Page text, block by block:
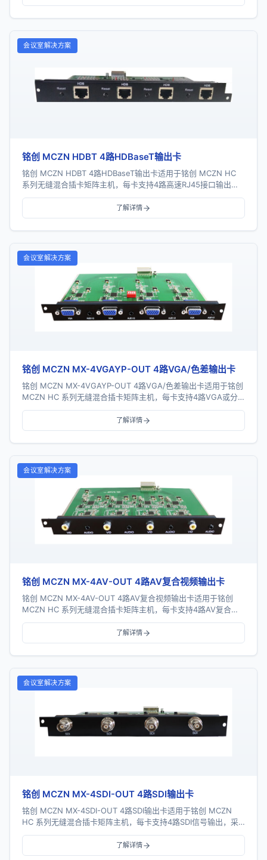
会议室解决方案
铭创 MCZN HDBT 4路HDBaseT输出卡
铭创 MCZN HDBT 4路HDBaseT输出卡适用于铭创 MCZN HC
系列无缝混合插卡矩阵主机，每卡支持4路高速RJ45接口输出，
支持HDBaseT协议...
了解详情
会议室解决方案
铭创 MCZN MX-4VGAYP-OUT 4路VGA/色差输出卡
铭创 MCZN MX-4VGAYP-OUT 4路VGA/色差输出卡适用于铭创
MCZN HC 系列无缝混合插卡矩阵主机，每卡支持4路VGA或分
量色差信号输出，采...
了解详情
会议室解决方案
铭创 MCZN MX-4AV-OUT 4路AV复合视频输出卡
铭创 MCZN MX-4AV-OUT 4路AV复合视频输出卡适用于铭创
MCZN HC 系列无缝混合插卡矩阵主机，每卡支持4路AV复合视
频信号输出，支持视频及音...
了解详情
会议室解决方案
铭创 MCZN MX-4SDI-OUT 4路SDI输出卡
铭创 MCZN MX-4SDI-OUT 4路SDI输出卡适用于铭创 MCZN
HC 系列无缝混合插卡矩阵主机，每卡支持4路SDI信号输出，采
用一卡四路插卡式结构...
了解详情